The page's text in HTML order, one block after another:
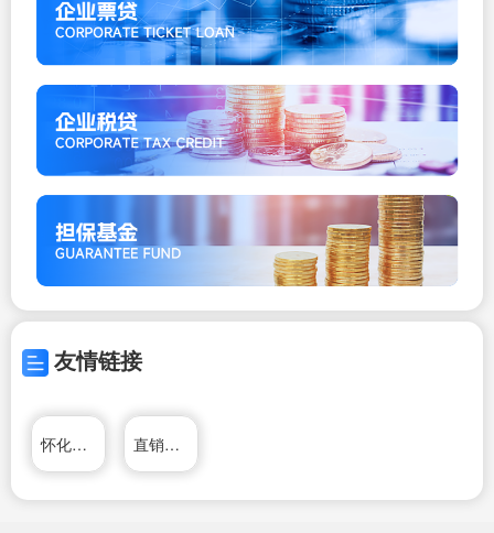
友情链接
怀化人才网 直销博客网